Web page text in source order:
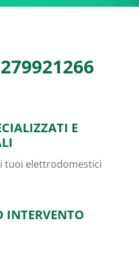
E
tuoi elettrodomestici
INTERVENTO